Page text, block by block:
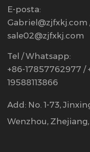
E-posta:
Gabriel@zjfxkj.com
sale02@zjfxkj.com
Tel / Whatsapp:
+86-17857762977 /
19588113866
Add: No. 1-73,
Wenzhou,